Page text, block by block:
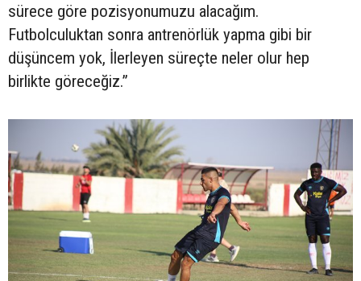
sürece göre pozisyonumuzu alacağım.
Futbolculuktan sonra antrenörlük yapma gibi bir
düşüncem yok, İlerleyen süreçte neler olur hep
birlikte göreceğiz.”